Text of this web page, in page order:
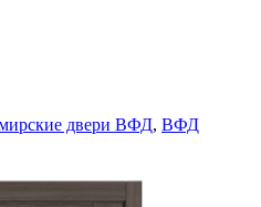
двери ВФД, ВФД